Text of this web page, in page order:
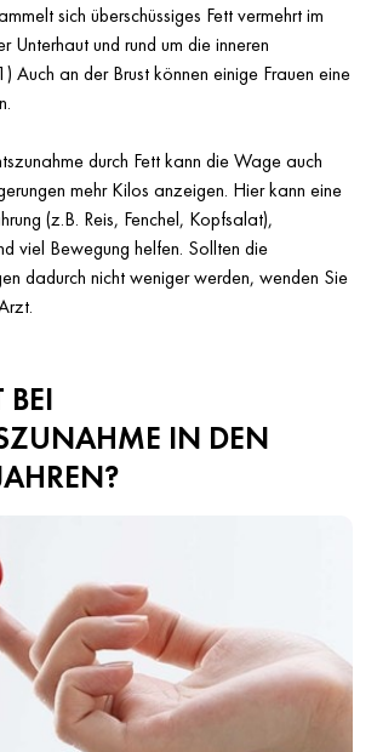
sich überschüssiges Fett vermehrt im
Unterhaut und rund um die inneren
Auch an der Brust können einige Frauen eine
durch Fett kann die Wage auch
mehr Kilos anzeigen. Hier kann eine
(z.B. Reis, Fenchel, Kopfsalat),
viel Bewegung helfen. Sollten die
dadurch nicht weniger werden, wenden Sie
BEI
IN DEN